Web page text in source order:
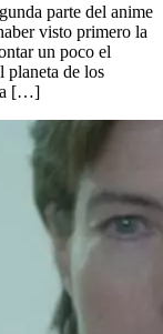
parte del anime
visto primero la
un poco el
planeta de los
[…]